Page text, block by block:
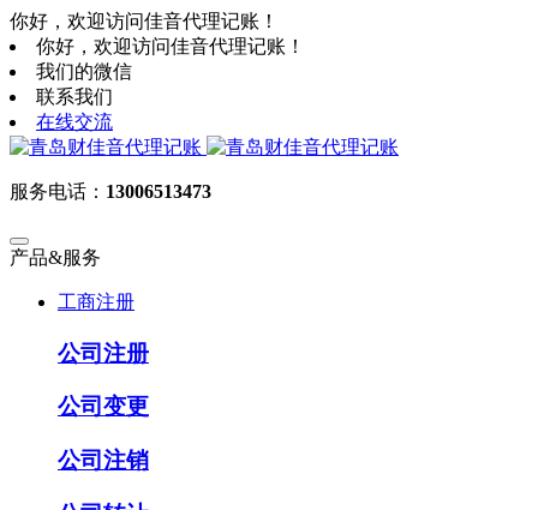
你好，欢迎访问佳音代理记账！
你好，欢迎访问佳音代理记账！
我们的微信
联系我们
在线交流
服务电话： 13006513473
产品&服务
工商注册
公司注册
公司变更
公司注销